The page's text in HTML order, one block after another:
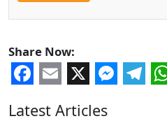
Share Now:
Latest Articles